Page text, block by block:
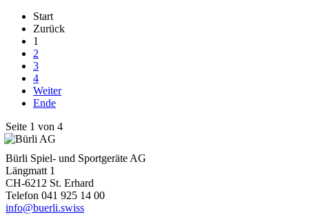
Start
Zurück
1
2
3
4
Weiter
Ende
Seite 1 von 4
Bürli Spiel- und Sportgeräte AG
Längmatt 1
CH-6212 St. Erhard
Telefon 041 925 14 00
info@buerli.swiss